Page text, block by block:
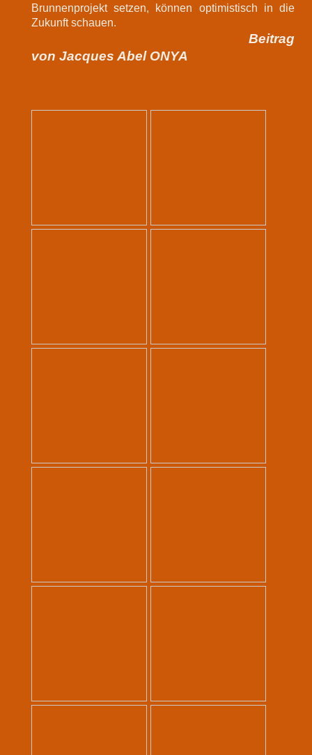
Brunnenprojekt setzen, können optimistisch in die
Zukunft schauen.
Beitrag
von Jacques Abel ONYA